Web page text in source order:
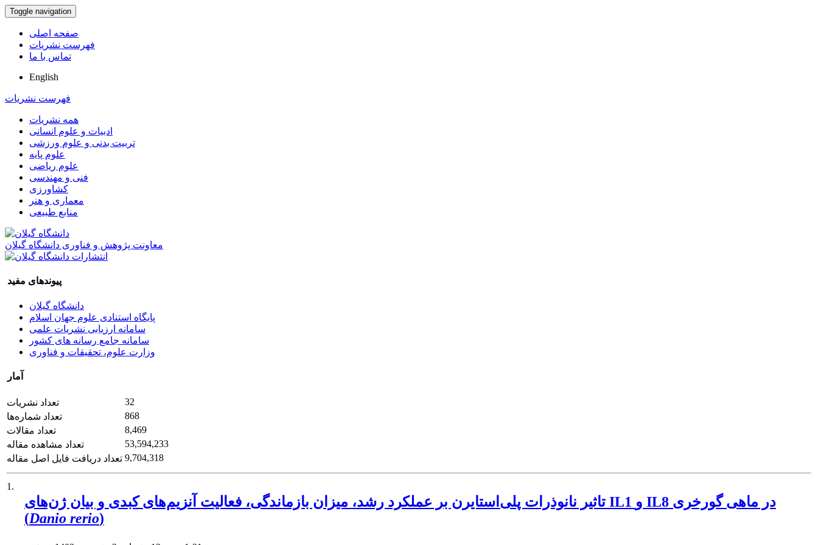
Toggle navigation
صفحه اصلی
فهرست نشریات
تماس با ما
English
فهرست نشریات
همه نشریات
ادبیات و علوم انسانی
تربیت بدنی و علوم ورزشی
علوم پایه
علوم ریاضی
فنی و مهندسی
کشاورزی
معماری و هنر
منابع طبیعی
معاونت پژوهش و فناوری دانشگاه گیلان
پیوندهای مفید
دانشگاه گیلان
پایگاه استنادی علوم جهان اسلام
سامانه ارزیابی نشریات علمی
سامانه جامع رسانه های کشور
وزارت علوم، تحقیقات و فناوری
آمار
تعداد نشریات
32
تعداد شماره‌ها
868
تعداد مقالات
8,469
تعداد مشاهده مقاله
53,594,233
تعداد دریافت فایل اصل مقاله 9,704,318
1.
تاثیر نانوذرات پلی‌استایرن بر عملکرد رشد، میزان بازماندگی، فعالیت آنزیم‌های کبدی و بیان ژن‌های IL1 و IL8 در ماهی گورخری
(Danio rerio)